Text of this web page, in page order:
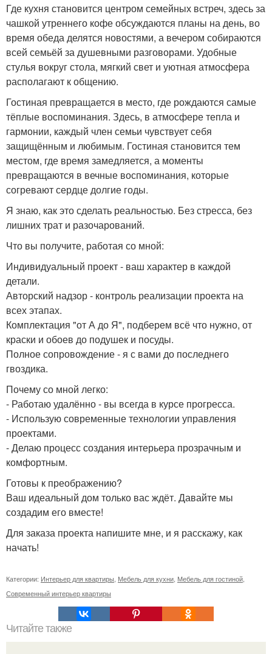
Где кухня становится центром семейных встреч, здесь за
чашкой утреннего кофе обсуждаются планы на день, во
время обеда делятся новостями, а вечером собираются
всей семьёй за душевными разговорами. Удобные
стулья вокруг стола, мягкий свет и уютная атмосфера
располагают к общению.
Гостиная превращается в место, где рождаются самые
тёплые воспоминания. Здесь, в атмосфере тепла и
гармонии, каждый член семьи чувствует себя
защищённым и любимым. Гостиная становится тем
местом, где время замедляется, а моменты
превращаются в вечные воспоминания, которые
согревают сердце долгие годы.
Я знаю, как это сделать реальностью. Без стресса, без
лишних трат и разочарований.
Что вы получите, работая со мной:
Индивидуальный проект - ваш характер в каждой
детали.
Авторский надзор - контроль реализации проекта на
всех этапах.
Комплектация "от А до Я", подберем всё что нужно, от
краски и обоев до подушек и посуды.
Полное сопровождение - я с вами до последнего
гвоздика.
Почему со мной легко:
- Работаю удалённо - вы всегда в курсе прогресса.
- Использую современные технологии управления
проектами.
- Делаю процесс создания интерьера прозрачным и
комфортным.
Готовы к преображению?
Ваш идеальный дом только вас ждёт. Давайте мы
создадим его вместе!
Для заказа проекта напишите мне, и я расскажу, как
начать!
Категории: Интерьер для квартиры, Мебель для кухни, Мебель для гостиной,
Современный интерьер квартиры
Читайте также